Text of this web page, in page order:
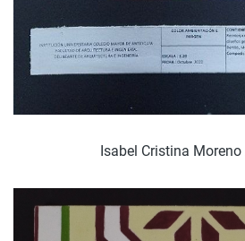
Isabel Cristina Moreno